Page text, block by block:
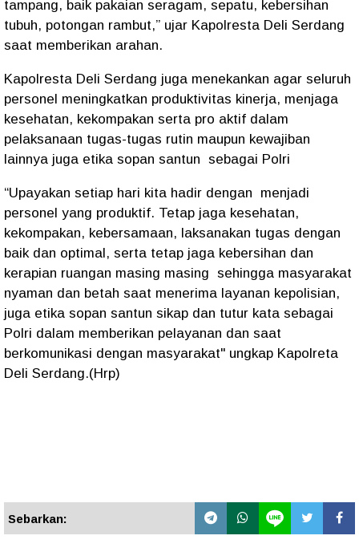
tampang, baik pakaian seragam, sepatu, kebersihan
tubuh, potongan rambut,” ujar Kapolresta Deli Serdang
saat memberikan arahan.
Kapolresta Deli Serdang juga menekankan agar seluruh
personel meningkatkan produktivitas kinerja, menjaga
kesehatan, kekompakan serta pro aktif dalam
pelaksanaan tugas-tugas rutin maupun kewajiban
lainnya juga etika sopan santun sebagai Polri
“Upayakan setiap hari kita hadir dengan menjadi
personel yang produktif. Tetap jaga kesehatan,
kekompakan, kebersamaan, laksanakan tugas dengan
baik dan optimal, serta tetap jaga kebersihan dan
kerapian ruangan masing masing sehingga masyarakat
nyaman dan betah saat menerima layanan kepolisian,
juga etika sopan santun sikap dan tutur kata sebagai
Polri dalam memberikan pelayanan dan saat
berkomunikasi dengan masyarakat" ungkap Kapolreta
Deli Serdang.(Hrp)
Sebarkan: